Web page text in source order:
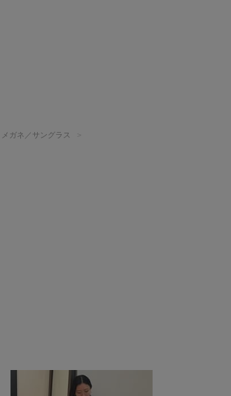
メガネ／サングラス